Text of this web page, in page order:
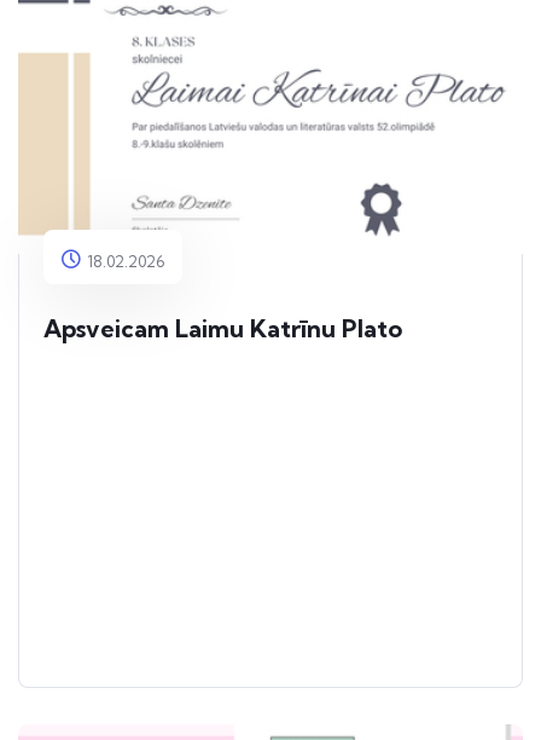
18.02.2026
Apsveicam Laimu Katrīnu Plato